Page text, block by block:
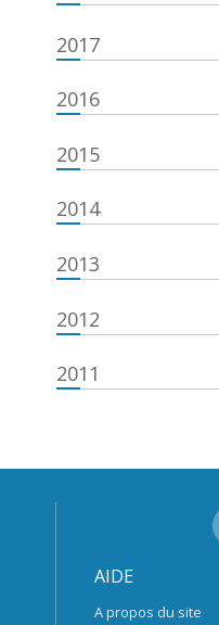
2017
2016
2015
2014
2013
2012
2011
AIDE
A propos du site